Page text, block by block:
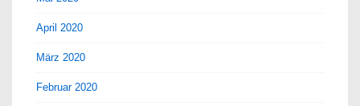
April 2020
März 2020
Februar 2020